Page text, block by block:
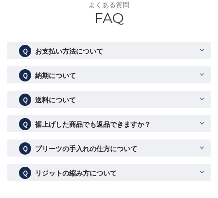
よくある質問
FAQ
Ｑ お支払い方法について
Ｑ 納期について
Ｑ 送料について
Ｑ 裾上げした商品でも返品できますか？
Ｑ プリーツの手入れの仕方について
Ｑ リジットの縮み方について